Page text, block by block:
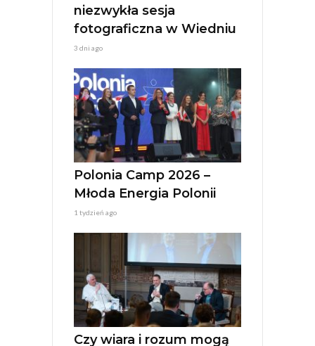
niezwykła sesja
fotograficzna w Wiedniu
3 dni ago
Polonia Camp 2026 –
Młoda Energia Polonii
1 tydzień ago
Czy wiara i rozum mogą